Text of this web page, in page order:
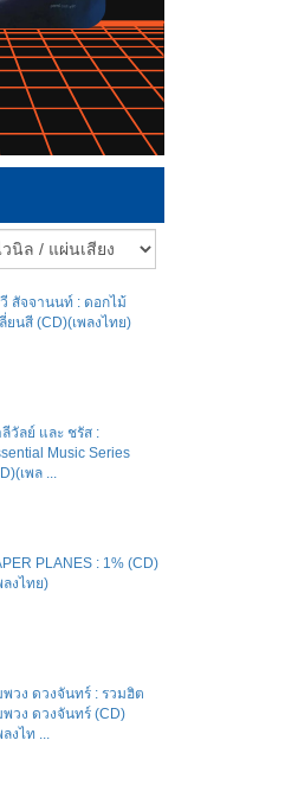
สัจจานนท์ : ดอกไม้
ยนสี (CD)(เพลงไทย)
วัลย์​ และ​ ชรัส​ :
Music Series
เพล ...
PLANES : 1% (CD)
ลงไทย)
วง ดวงจันทร์ : รวมฮิต
วง ดวงจันทร์ (CD)
ลงไท ...